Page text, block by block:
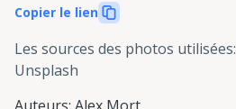
Copier le lien
Les sources des photos utilisées:
Unsplash
Auteurs: Alex Mort